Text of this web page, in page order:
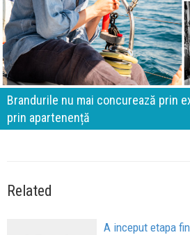
Brandurile nu mai concurează prin
prin apartenență
Related
A inceput etapa